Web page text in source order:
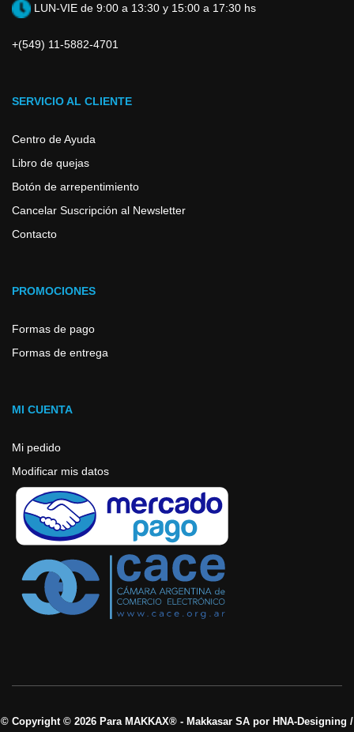
LUN-VIE de 9:00 a 13:30 y 15:00 a 17:30 hs
+(549) 11-5882-4701
SERVICIO AL CLIENTE
Centro de Ayuda
Libro de quejas
Botón de arrepentimiento
Cancelar Suscripción al Newsletter
Contacto
PROMOCIONES
Formas de pago
Formas de entrega
MI CUENTA
Mi pedido
Modificar mis datos
© Copyright © 2026 Para MAKKAX® - Makkasar SA por HNA-Designing /